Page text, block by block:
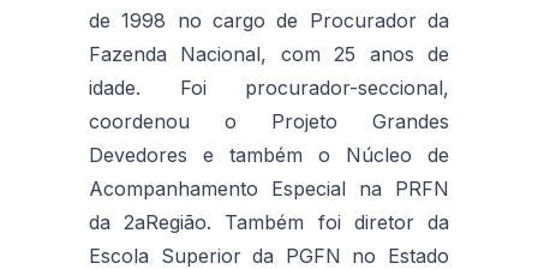
de 1998 no cargo de Procurador da
Fazenda Nacional, com 25 anos de
idade. Foi procurador-seccional,
coordenou o Projeto Grandes
Devedores e também o Núcleo de
Acompanhamento Especial na PRFN
da 2aRegião. Também foi diretor da
Escola Superior da PGFN no Estado